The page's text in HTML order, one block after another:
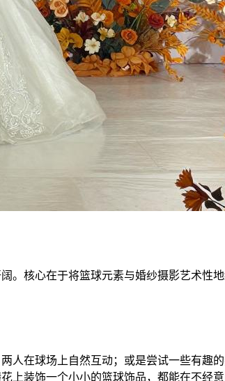
。核心在于将篮球元素与婚纱摄影艺术性
人在球场上自然互动；或是尝试一些有趣
上装饰一个小小的篮球饰品，都能在不经